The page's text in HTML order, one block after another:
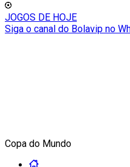
JOGOS DE HOJE
Siga o canal do Bolavip no
Copa do Mundo